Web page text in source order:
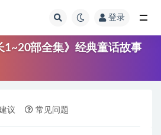
登录
1~20部全集》经典童话故事
议 常见问题